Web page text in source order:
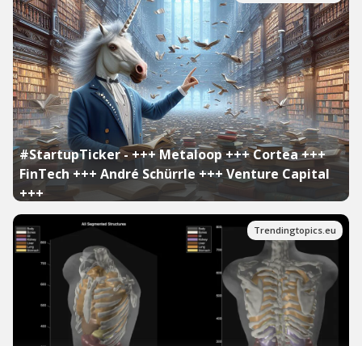
#StartupTicker - +++ Metaloop +++ Cortea +++
FinTech +++ André Schürrle +++ Venture Capital
+++
Trendingtopics.eu